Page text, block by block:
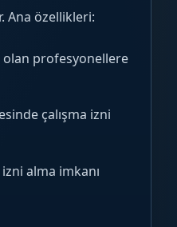
Ana özellikleri:
olan profesyonellere
çalışma izni
alma imkanı